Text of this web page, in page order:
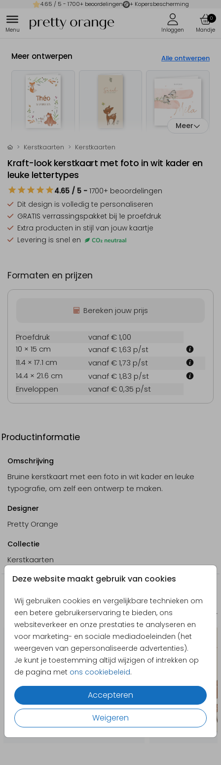
4.65 / 5 - 1700+ beoordelingen + Kopersbescherming
0
Deze website maakt gebruik van cookies
Wij gebruiken cookies en vergelijkbare technieken om
een betere gebruikerservaring te bieden, ons
websiteverkeer en onze prestaties te analyseren en
voor marketing- en sociale mediadoeleinden (het
weergeven van gepersonaliseerde advertenties).
Je kunt je toestemming altijd wijzigen of intrekken op
de pagina met ons cookiebeleid.
Accepteren
Weigeren
Meer ontwerpen Alle ontwerpen
Meer
Kerstkaarten Kerstkaarten
Kraft-look kerstkaart met foto in wit kader en
leuke lettertypes
4.65 / 5 - 1700+ beoordelingen
Dit design is volledig te personaliseren
GRATIS verrassingspakket bij 1e proefdruk
Extra producten in stijl van jouw kaartje
Levering is snel en
Formaten en prijzen
Bereken jouw prijs
Proefdruk
vanaf € 1,00
10 × 15 cm
vanaf € 1,63 p/st
11.4 × 17.1 cm
vanaf € 1,73 p/st
14.4 × 21.6 cm
vanaf € 1,83 p/st
Enveloppen
vanaf € 0,35 p/st
Productinformatie
Omschrijving
Bruine kerstkaart met een foto in wit kader en leuke
typografie, om zelf een ontwerp te maken.
Designer
Pretty Orange
Collectie
Kerstkaarten
Geboortekaartje